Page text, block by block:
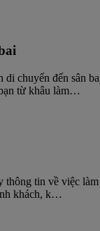
di chuyển đến sân
từ khâu làm…
thông tin về việc
khách, k…